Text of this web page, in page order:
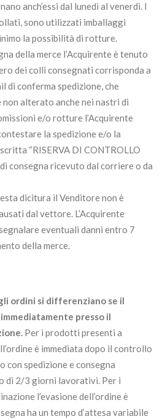
anch’essi dal lunedì al venerdì. I
sono utilizzati imballaggi
la possibilità di rotture.
della merce l’Acquirente è tenuto
dei colli consegnati corrisponda a
di conferma spedizione, che
alterato anche nei nastri di
e/o rotture l’Acquirente
la spedizione e/o la
“RISERVA DI CONTROLLO
consegna ricevuto dal corriere o da
dicitura il Venditore non è
dal vettore. L’Acquirente
eventuali danni entro 7
della merce.
ordini si differenziano se il
presso il
Per i prodotti presenti a
è immediata dopo il controllo
con spedizione e consegna
di 2/3 giorni lavorativi. Per i
l’evasione dell’ordine è
ha un tempo d’attesa variabile